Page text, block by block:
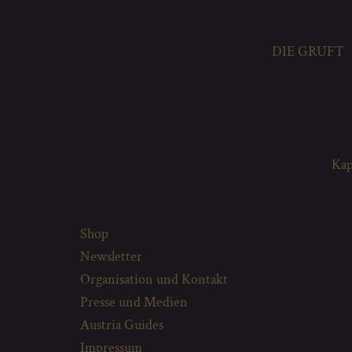
DIE GRUFT
Shop
Newsletter
Organisation und Kontakt
Presse und Medien
Austria Guides
Impressum